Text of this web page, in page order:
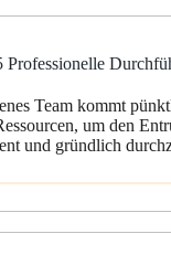
Professionelle
Team kommt
um den
und gründlich